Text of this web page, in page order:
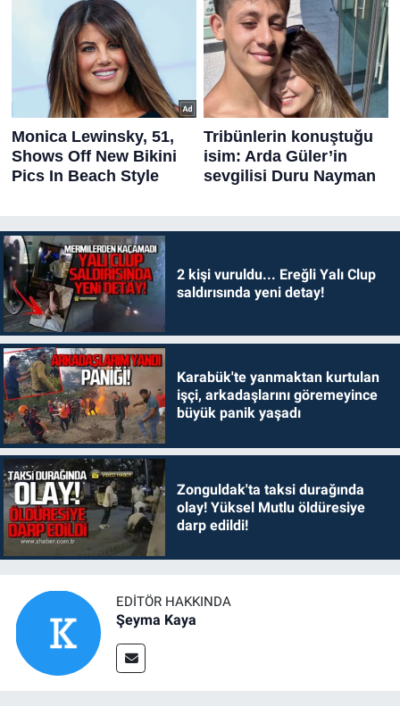
2 kişi vuruldu... Ereğli Yalı Clup
saldırısında yeni detay!
Karabük'te yanmaktan kurtulan
işçi, arkadaşlarını göremeyince
büyük panik yaşadı
Zonguldak'ta taksi durağında
olay! Yüksel Mutlu öldüresiye
darp edildi!
EDITÖR HAKKINDA
Şeyma Kaya